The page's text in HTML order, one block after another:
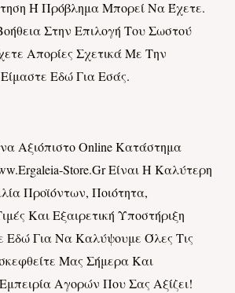
Ή Πρόβλημα Μπορεί Να Έχετε.
Στην Επιλογή Του Σωστού
Απορίες Σχετικά Με Την
Εδώ Για Εσάς.
Αξιόπιστο Online Κατάστημα
Store.gr Είναι Η Καλύτερη
Προϊόντων, Ποιότητα,
Και Εξαιρετική Υποστήριξη
Εδώ Για Να Καλύψουμε Όλες Τις
Μας Σήμερα Και
Αγορών Που Σας Αξίζει!